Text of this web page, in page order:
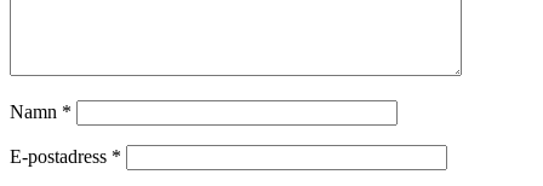
Namn *
E-postadress *